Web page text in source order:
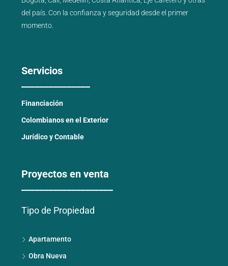
del país. Con la confianza y seguridad desde el primer
momento.
Servicios
Financiación
Colombianos en el Exterior
Jurídico y Contable
Proyectos en venta
Tipo de Propiedad
Apartamento
Obra Nueva